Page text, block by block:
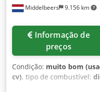
Middelbeers 9.156 km
preços
Condição: muito bom
cv), tipo de combustível:
, Ano